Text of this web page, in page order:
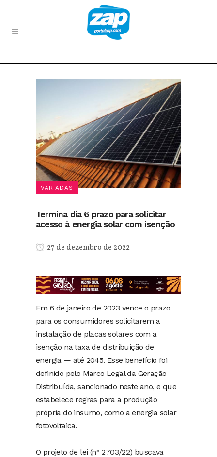
VARIADAS
Termina dia 6 prazo para solicitar
acesso à energia solar com isenção
27 de dezembro de 2022
Em 6 de janeiro de 2023 vence o prazo
para os consumidores solicitarem a
instalação de placas solares com a
isenção na taxa de distribuição de
energia — até 2045. Esse benefício foi
definido pelo Marco Legal da Geração
Distribuída, sancionado neste ano, e que
estabelece regras para a produção
própria do insumo, como a energia solar
fotovoltaica.
O projeto de lei (n° 2703/22) buscava